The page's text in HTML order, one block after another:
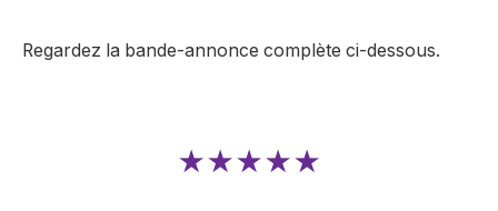
Regardez la bande-annonce complète ci-dessous.
★★★★★